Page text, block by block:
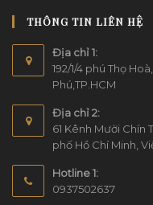
THÔNG TIN LIÊN HỆ
Địa chỉ 1:
192/1/4 phú Thọ
Phú,TP.HCM
Địa chỉ 2:
61 Kênh Mười Chín
phố Hồ Chí Minh,
Hotline 1:
0937502637